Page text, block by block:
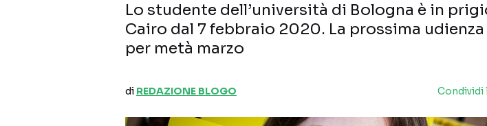
Lo studente dell’università di Bologna è in
Cairo dal 7 febbraio 2020. La prossima
per metà marzo
di REDAZIONE BLOGO